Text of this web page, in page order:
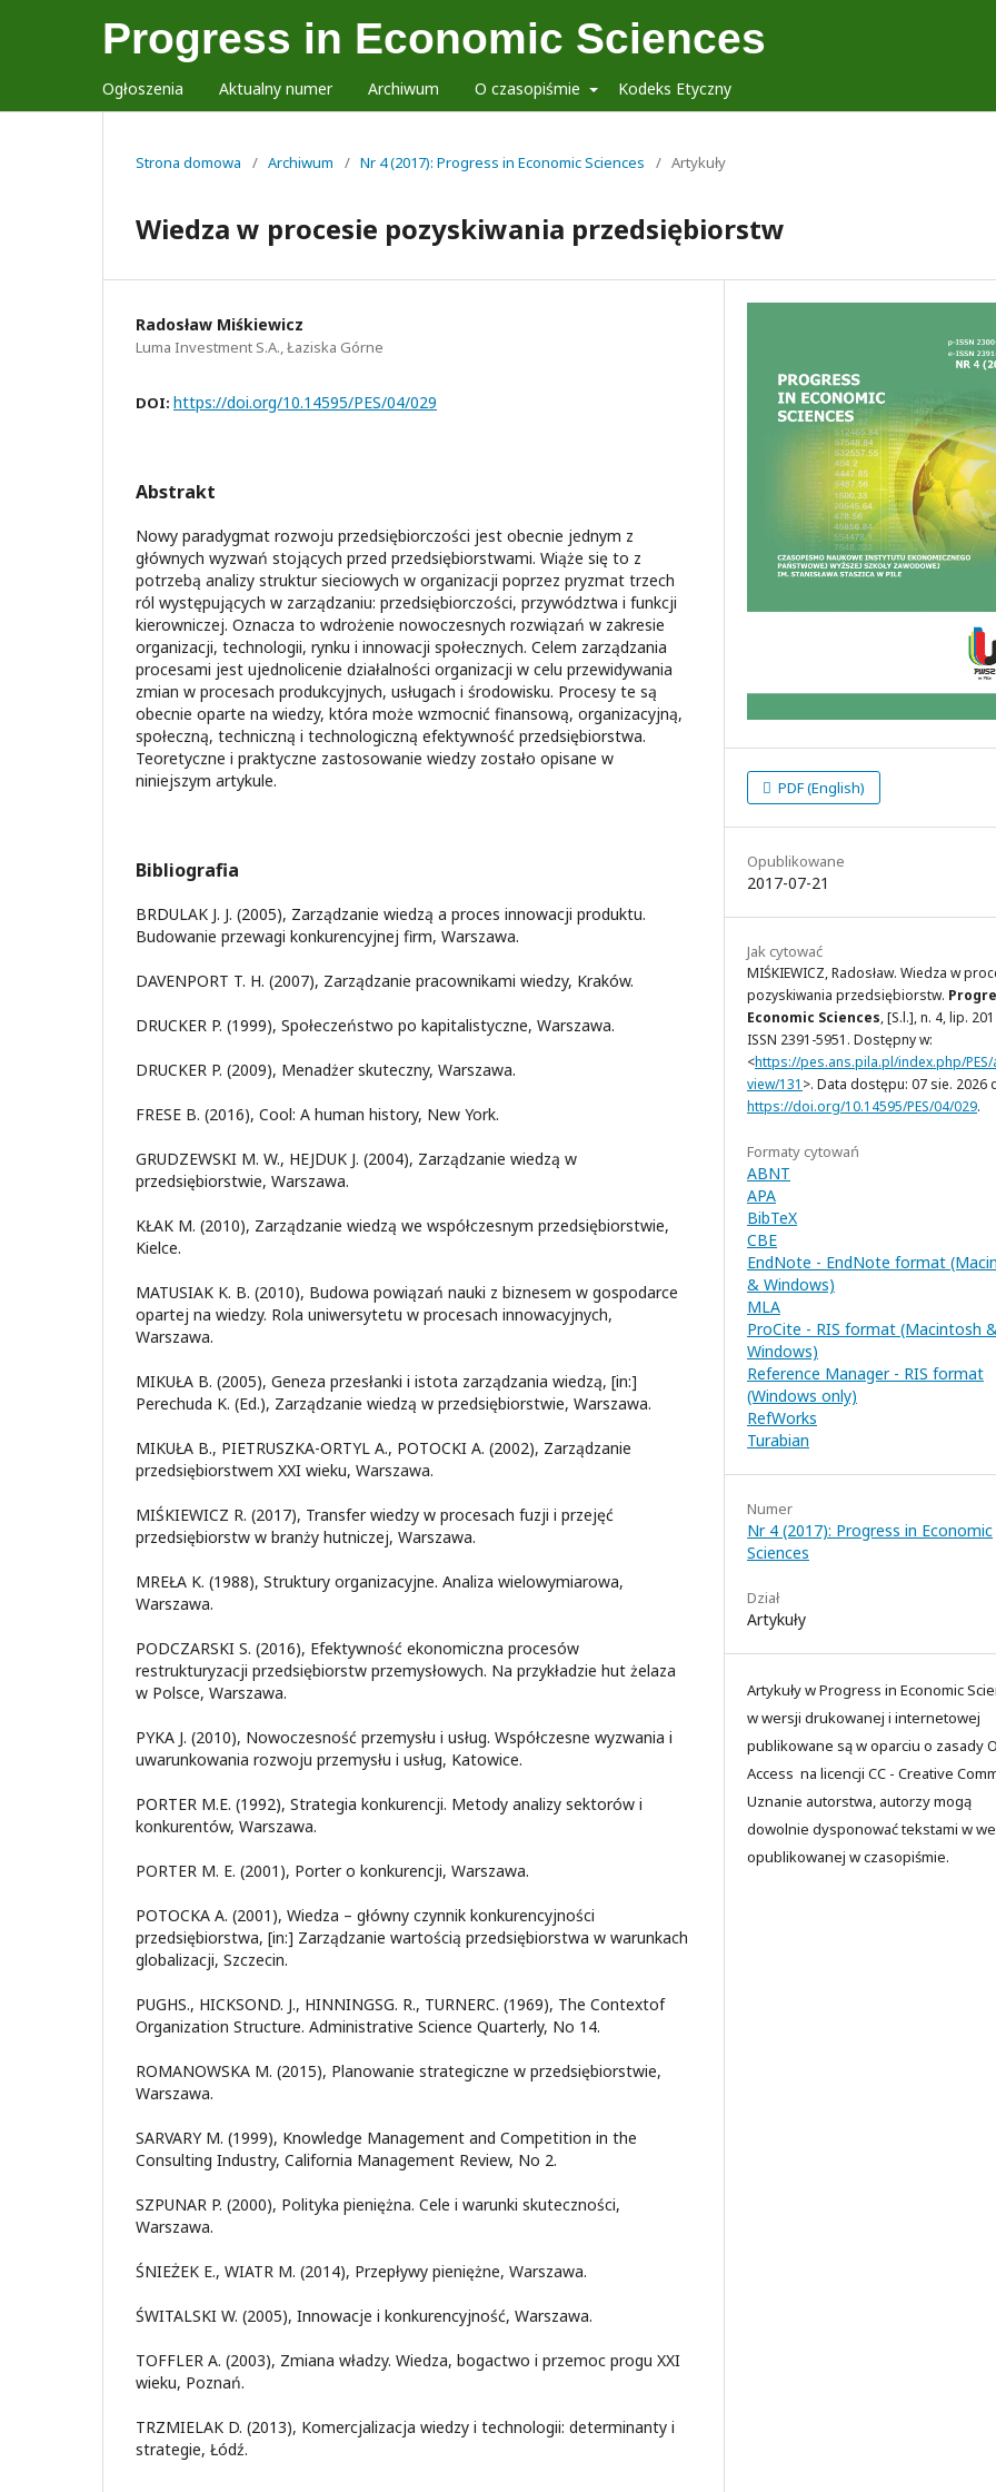
Progress in Economic Sciences
Ogłoszenia Aktualny numer Archiwum O czasopiśmie Kodeks Etyczny
Strona domowa / Archiwum / Nr 4 (2017): Progress in Economic Sciences / Artykuły
Wiedza w procesie pozyskiwania przedsiębiorstw
Radosław Miśkiewicz
Luma Investment S.A., Łaziska Górne
DOI: https://doi.org/10.14595/PES/04/029
Abstrakt
Nowy paradygmat rozwoju przedsiębiorczości jest obecnie jednym z
głównych wyzwań stojących przed przedsiębiorstwami. Wiąże się to z
potrzebą analizy struktur sieciowych w organizacji poprzez pryzmat trzech
ról występujących w zarządzaniu: przedsiębiorczości, przywództwa i funkcji
kierowniczej. Oznacza to wdrożenie nowoczesnych rozwiązań w zakresie
organizacji, technologii, rynku i innowacji społecznych. Celem zarządzania
procesami jest ujednolicenie działalności organizacji w celu przewidywania
zmian w procesach produkcyjnych, usługach i środowisku. Procesy te są
obecnie oparte na wiedzy, która może wzmocnić finansową, organizacyjną,
społeczną, techniczną i technologiczną efektywność przedsiębiorstwa.
Teoretyczne i praktyczne zastosowanie wiedzy zostało opisane w
niniejszym artykule.
Bibliografia
BRDULAK J. J. (2005), Zarządzanie wiedzą a proces innowacji produktu.
Budowanie przewagi konkurencyjnej firm, Warszawa.
DAVENPORT T. H. (2007), Zarządzanie pracownikami wiedzy, Kraków.
DRUCKER P. (1999), Społeczeństwo po kapitalistyczne, Warszawa.
DRUCKER P. (2009), Menadżer skuteczny, Warszawa.
FRESE B. (2016), Cool: A human history, New York.
GRUDZEWSKI M. W., HEJDUK J. (2004), Zarządzanie wiedzą w
przedsiębiorstwie, Warszawa.
KŁAK M. (2010), Zarządzanie wiedzą we współczesnym przedsiębiorstwie,
Kielce.
MATUSIAK K. B. (2010), Budowa powiązań nauki z biznesem w gospodarce
opartej na wiedzy. Rola uniwersytetu w procesach innowacyjnych,
Warszawa.
MIKUŁA B. (2005), Geneza przesłanki i istota zarządzania wiedzą, [in:]
Perechuda K. (Ed.), Zarządzanie wiedzą w przedsiębiorstwie, Warszawa.
MIKUŁA B., PIETRUSZKA-ORTYL A., POTOCKI A. (2002), Zarządzanie
przedsiębiorstwem XXI wieku, Warszawa.
MIŚKIEWICZ R. (2017), Transfer wiedzy w procesach fuzji i przejęć
przedsiębiorstw w branży hutniczej, Warszawa.
MREŁA K. (1988), Struktury organizacyjne. Analiza wielowymiarowa,
Warszawa.
PODCZARSKI S. (2016), Efektywność ekonomiczna procesów
restrukturyzacji przedsiębiorstw przemysłowych. Na przykładzie hut żelaza
w Polsce, Warszawa.
PYKA J. (2010), Nowoczesność przemysłu i usług. Współczesne wyzwania i
uwarunkowania rozwoju przemysłu i usług, Katowice.
PORTER M.E. (1992), Strategia konkurencji. Metody analizy sektorów i
konkurentów, Warszawa.
PORTER M. E. (2001), Porter o konkurencji, Warszawa.
POTOCKA A. (2001), Wiedza – główny czynnik konkurencyjności
przedsiębiorstwa, [in:] Zarządzanie wartością przedsiębiorstwa w warunkach
globalizacji, Szczecin.
PUGHS., HICKSOND. J., HINNINGSG. R., TURNERC. (1969), The Contextof
Organization Structure. Administrative Science Quarterly, No 14.
ROMANOWSKA M. (2015), Planowanie strategiczne w przedsiębiorstwie,
Warszawa.
SARVARY M. (1999), Knowledge Management and Competition in the
Consulting Industry, California Management Review, No 2.
SZPUNAR P. (2000), Polityka pieniężna. Cele i warunki skuteczności,
Warszawa.
ŚNIEŻEK E., WIATR M. (2014), Przepływy pieniężne, Warszawa.
ŚWITALSKI W. (2005), Innowacje i konkurencyjność, Warszawa.
TOFFLER A. (2003), Zmiana władzy. Wiedza, bogactwo i przemoc progu XXI
wieku, Poznań.
TRZMIELAK D. (2013), Komercjalizacja wiedzy i technologii: determinanty i
strategie, Łódź.
PDF (English)
Opublikowane
2017-07-21
Jak cytować
MIŚKIEWICZ, Radosław. Wiedza w
pozyskiwania przedsiębiorstw.
Economic Sciences, [S.l.], n. 4, lip.
ISSN 2391-5951. Dostępny w:
<https://pes.ans.pila.pl/index.php/
view/131 >. Data dostępu: 07 sie. 2026
https://doi.org/10.14595/PES/04/029.
Formaty cytowań
ABNT
APA
BibTeX
CBE
EndNote - EndNote format
& Windows)
MLA
ProCite - RIS format (Macintosh
Windows)
Reference Manager - RIS format
(Windows only)
RefWorks
Turabian
Numer
Nr 4 (2017): Progress in Economic
Sciences
Dział
Artykuły
Artykuły w Progress in Economic
w wersji drukowanej i internetowej
publikowane są w oparciu o zasady
Access na licencji CC - Creative
Uznanie autorstwa, autorzy mogą
dowolnie dysponować tekstami w
opublikowanej w czasopiśmie.